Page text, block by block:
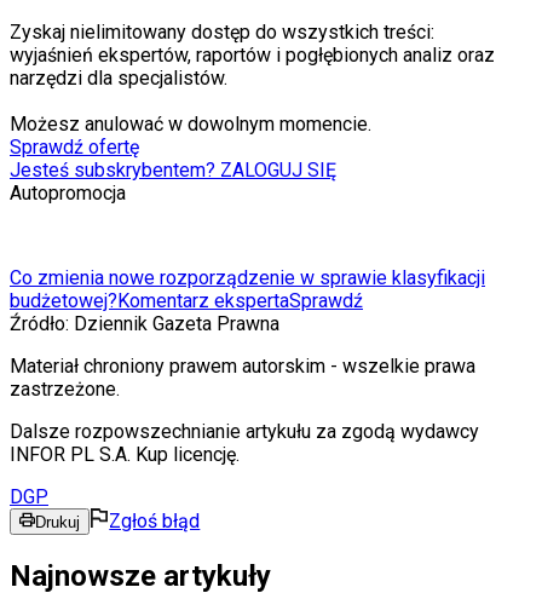
Zyskaj nielimitowany dostęp do wszystkich treści:
wyjaśnień ekspertów, raportów i pogłębionych analiz oraz
narzędzi dla specjalistów.
Możesz anulować w dowolnym momencie.
Sprawdź ofertę
Jesteś subskrybentem? ZALOGUJ SIĘ
Autopromocja
Co zmienia nowe rozporządzenie w sprawie klasyfikacji
budżetowej?Komentarz ekspertaSprawdź
Źródło: Dziennik Gazeta Prawna
Materiał chroniony prawem autorskim - wszelkie prawa
zastrzeżone.
Dalsze rozpowszechnianie artykułu za zgodą wydawcy
INFOR PL S.A. Kup licencję.
DGP
Drukuj Zgłoś błąd
Najnowsze artykuły